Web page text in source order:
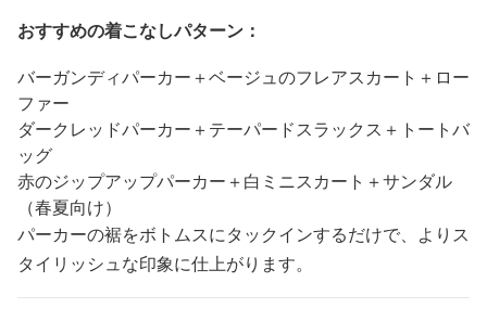
おすすめの着こなしパターン：
バーガンディパーカー＋ベージュのフレアスカート＋ロー
ファー
ダークレッドパーカー＋テーパードスラックス＋トートバ
ッグ
赤のジップアップパーカー＋白ミニスカート＋サンダル
（春夏向け）
パーカーの裾をボトムスにタックインするだけで、よりス
タイリッシュな印象に仕上がります。